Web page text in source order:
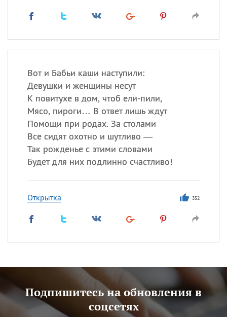
Вот и Бабьи каши наступили:
Девушки и женщины несут
К повитухе в дом, чтоб ели-пили,
Мясо, пироги… В ответ лишь ждут
Помощи при родах. За столами
Все сидят охотно и шутливо —
Так рожденье с этими словами
Будет для них подлинно счастливо!
Открытка 352
Подпишитесь на обновления в
соцсетях